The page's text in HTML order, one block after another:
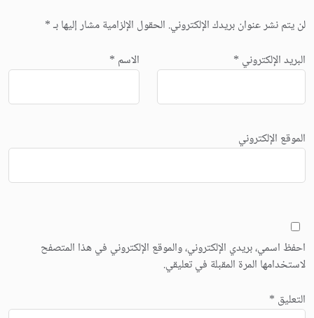
لن يتم نشر عنوان بريدك الإلكتروني. الحقول الإلزامية مشار إليها بـ*
الاسم * البريد الإلكتروني *
الموقع الإلكتروني
احفظ اسمي، بريدي الإلكتروني، والموقع الإلكتروني في هذا المتصفح
لاستخدامها المرة المقبلة في تعليقي.
التعليق *